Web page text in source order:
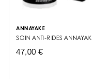
ANNAYAKE
SOIN ANTI-RIDES ANNAYAKE MEN
47,00 €